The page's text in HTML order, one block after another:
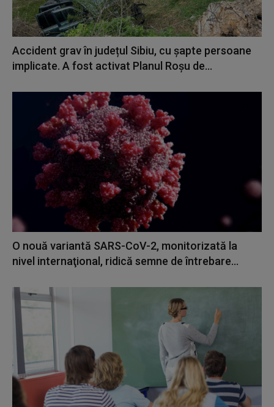
Accident grav în județul Sibiu, cu şapte persoane
implicate. A fost activat Planul Roşu de...
O nouă variantă SARS-CoV-2, monitorizată la
nivel internaţional, ridică semne de întrebare...